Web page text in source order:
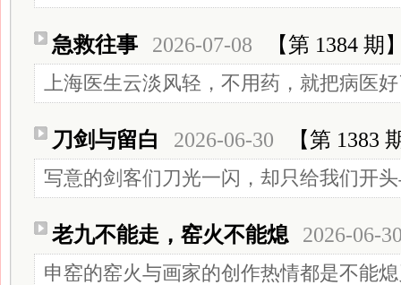
急救往事 2026-07-08 【第 1384 期
上海医生云淡风轻，不用药，就把病医
刀剑与留白 2026-06-30 【第 1383
写意的剑客们刀光一闪，却只给我们开
老九不能走，窑火不能熄 2026-06-
申窑的窑火与画家的创作热情都是不能